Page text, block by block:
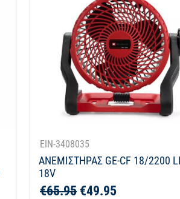
EIN-3408035
ΑΝΕΜΙΣΤΗΡΑΣ GE-CF 18/2200
18V
€65.95 €49.95